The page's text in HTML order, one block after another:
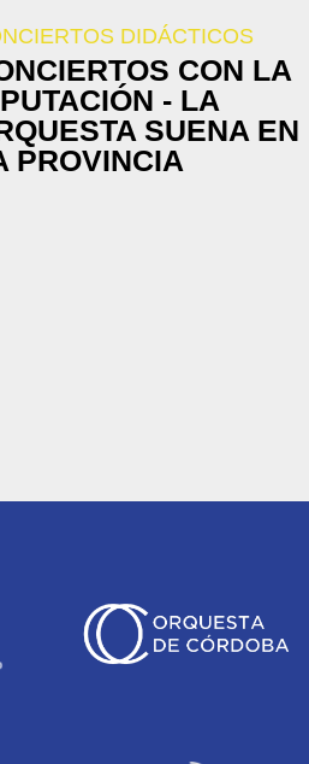
DIDÁCTICOS
CON LA
- LA
SUENA EN
PROVINCIA